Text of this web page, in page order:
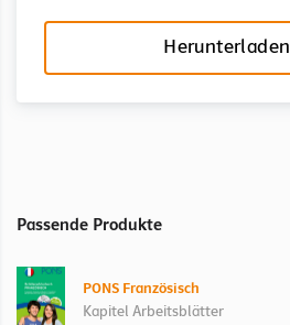
Herunterladen
Passende Produkte
PONS Französisch
Kapitel Arbeitsblätter